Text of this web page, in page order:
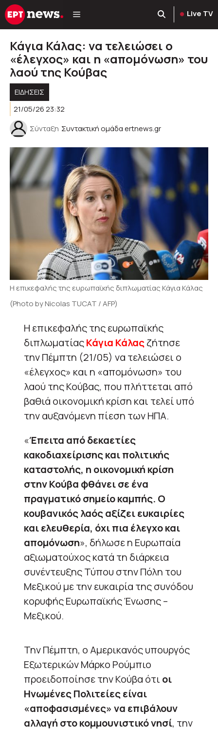
Μετάβαση
σε
Live TV
Κάγια Κάλας: να τελειώσει ο
«έλεγχος» και η «απομόνωση» του
λαού της Κούβας
ΕΙΔΗΣΕΙΣ
21/05/26 23:32
Σύνταξη Συντακτική ομάδα ertnews.gr
Η επικεφαλής της ευρωπαϊκής διπλωματίας Κάγια Κάλας
(Photo by Nicolas TUCAT / AFP)
Η επικεφαλής της ευρωπαϊκής
διπλωματίαςΚάγια Κάλαςζήτησε
την Πέμπτη (21/05) να τελειώσει ο
«έλεγχος» και η «απομόνωση» του
λαού της Κούβας, που πλήττεται από
βαθιά οικονομική κρίση και τελεί υπό
την αυξανόμενη πίεση των ΗΠΑ.
«Έπειτα από δεκαετίες
κακοδιαχείρισης και πολιτικής
καταστολής, η οικονομική κρίση
στην Κούβα φθάνει σε ένα
πραγματικό σημείο καμπής. Ο
κουβανικός λαός αξίζει ευκαιρίες
και ελευθερία, όχι πια έλεγχο και
απομόνωση», δήλωσε η Ευρωπαία
αξιωματούχος κατά τη διάρκεια
συνέντευξης Τύπου στην Πόλη του
Μεξικού με την ευκαιρία της συνόδου
κορυφής Ευρωπαϊκής Ένωσης –
Μεξικού.
Την Πέμπτη, ο Αμερικανός υπουργός
Εξωτερικών Μάρκο Ρούμπιο
προειδοποίησε την Κούβα ότι οι
Ηνωμένες Πολιτείες είναι
«αποφασισμένες» να επιβάλουν
αλλαγή στο κομμουνιστικό νησί, την